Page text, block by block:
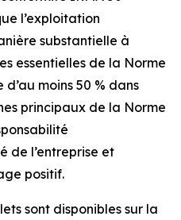
l’exploitation
substantielle à
essentielles de la Norme
moins 50 % dans
principaux de la Norme
de l’entreprise et
positif.
sont disponibles sur la